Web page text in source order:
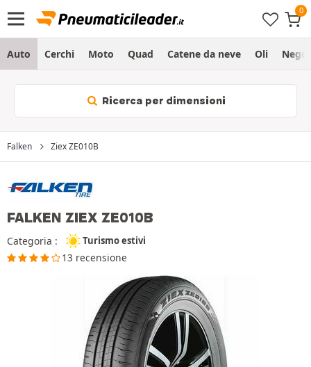
Auto Cerchi Moto Quad Catene da neve Oli
Ricerca per dimensioni
Falken Ziex ZE010B
FALKEN ZIEX ZE010B
Categoria : Turismo estivi
13 recensione